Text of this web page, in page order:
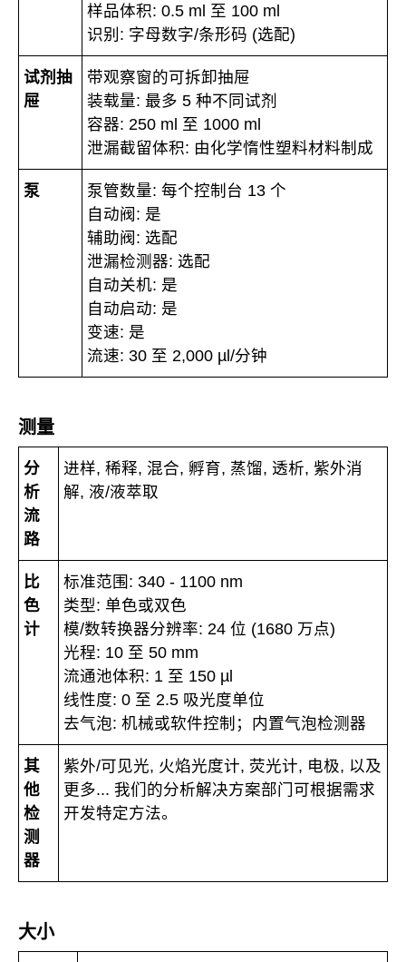
样品体积: 0.5 ml 至 100 ml
识别: 字母数字/条形码 (选配)
试剂抽
屉
带观察窗的可拆卸抽屉
装载量: 最多 5 种不同试剂
容器: 250 ml 至 1000 ml
泄漏截留体积: 由化学惰性塑料材料制成
泵
泵管数量: 每个控制台 13 个
自动阀: 是
辅助阀: 选配
泄漏检测器: 选配
自动关机: 是
自动启动: 是
变速: 是
流速: 30 至 2,000 µl/分钟
测量
分
析
流
路
进样, 稀释, 混合, 孵育, 蒸馏, 透析, 紫外消
解, 液/液萃取
比
色
计
标准范围: 340 - 1100 nm
类型: 单色或双色
模/数转换器分辨率: 24 位 (1680 万点)
光程: 10 至 50 mm
流通池体积: 1 至 150 µl
线性度: 0 至 2.5 吸光度单位
去气泡: 机械或软件控制；内置气泡检测器
其
他
检
测
器
紫外/可见光, 火焰光度计, 荧光计, 电极, 以及
更多... 我们的分析解决方案部门可根据需求
开发特定方法。
大小